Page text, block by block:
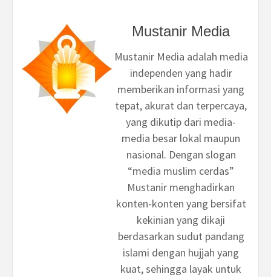
Mustanir Media
Mustanir Media adalah media
independen yang hadir
memberikan informasi yang
tepat, akurat dan terpercaya,
yang dikutip dari media-
media besar lokal maupun
nasional. Dengan slogan
“media muslim cerdas”
Mustanir menghadirkan
konten-konten yang bersifat
kekinian yang dikaji
berdasarkan sudut pandang
islami dengan hujjah yang
kuat, sehingga layak untuk